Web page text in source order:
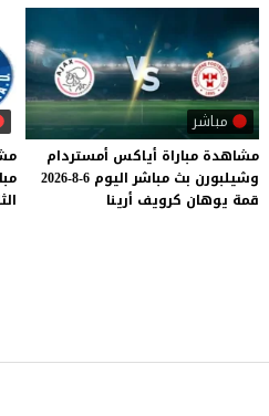
مباشر
مشاهدة مباراة أياكس أمستردام
وشيلبورن بث مباشر اليوم 6-8-2026
قمة يوهان كرويف أرينا